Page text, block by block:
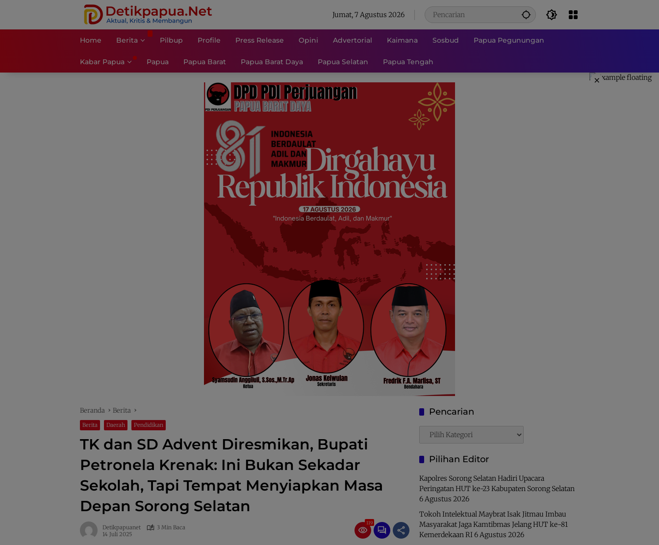
Jumat, 7 Agustus 2026
Home Berita Pilbup Profile Press Release Opini Advertorial Kaimana Sosbud Papua Pegunungan
Kabar Papua Papua Papua Barat Papua Barat Daya Papua Selatan Papua Tengah
×
Beranda Berita
Berita Daerah Pendidikan
TK dan SD Advent Diresmikan, Bupati
Petronela Krenak: Ini Bukan Sekadar
Sekolah, Tapi Tempat Menyiapkan Masa
Depan Sorong Selatan
Detikpapuanet
3 Min Baca
14 Juli 2025
119
Pencarian
Pencarian
Pilihan Editor
Kapolres Sorong Selatan Hadiri Upacara
Peringatan HUT ke-23 Kabupaten Sorong Selatan
6 Agustus 2026
Tokoh Intelektual Maybrat Isak Jitmau Imbau
Masyarakat Jaga Kamtibmas Jelang HUT ke-81
Kemerdekaan RI6 Agustus 2026